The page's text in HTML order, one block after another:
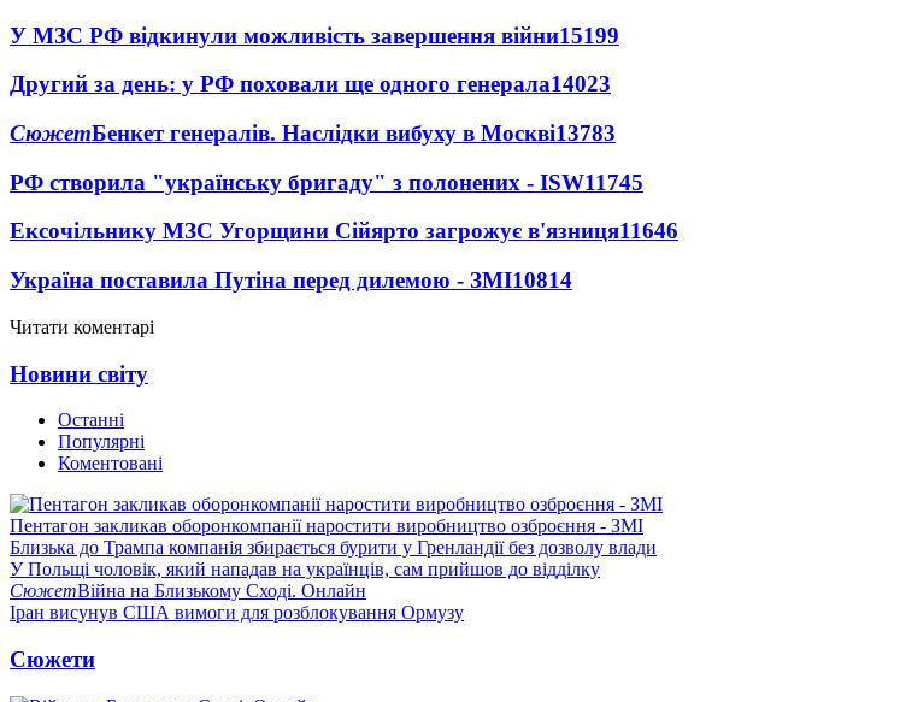
У МЗС РФ відкинули можливість завершення війни15199
Другий за день: у РФ поховали ще одного генерала14023
СюжетБенкет генералів. Наслідки вибуху в Москві13783
РФ створила "українську бригаду" з полонених - ISW11745
Ексочільнику МЗС Угорщини Сійярто загрожує в'язниця11646
Україна поставила Путіна перед дилемою - ЗМІ10814
Читати коментарі
Новини світу
Останні
Популярні
Коментовані
Пентагон закликав оборонкомпанії наростити виробництво озброєння - ЗМІ
Близька до Трампа компанія збирається бурити у Гренландії без дозволу влади
У Польщі чоловік, який нападав на українців, сам прийшов до відділку
СюжетВійна на Близькому Сході. Онлайн
Іран висунув США вимоги для розблокування Ормузу
Сюжети